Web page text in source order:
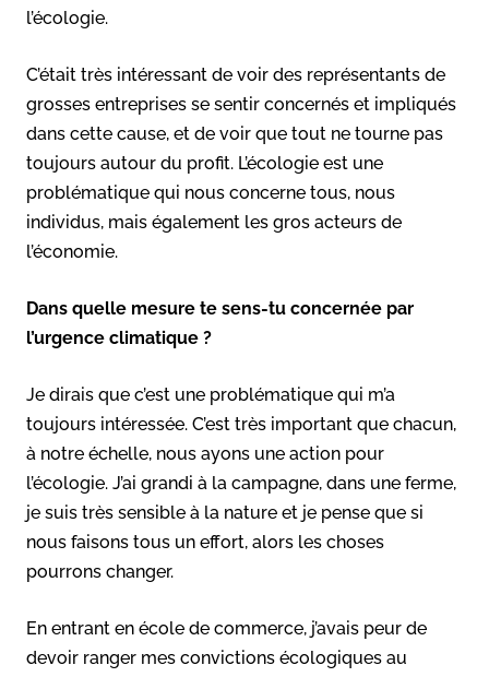
l’écologie.
C’était très intéressant de voir des représentants de
grosses entreprises se sentir concernés et impliqués
dans cette cause, et de voir que tout ne tourne pas
toujours autour du profit. L’écologie est une
problématique qui nous concerne tous, nous
individus, mais également les gros acteurs de
l’économie.
Dans quelle mesure te sens-tu concernée par
l’urgence climatique ?
Je dirais que c’est une problématique qui m’a
toujours intéressée. C’est très important que chacun,
à notre échelle, nous ayons une action pour
l’écologie. J’ai grandi à la campagne, dans une ferme,
je suis très sensible à la nature et je pense que si
nous faisons tous un effort, alors les choses
pourrons changer.
En entrant en école de commerce, j’avais peur de
devoir ranger mes convictions écologiques au